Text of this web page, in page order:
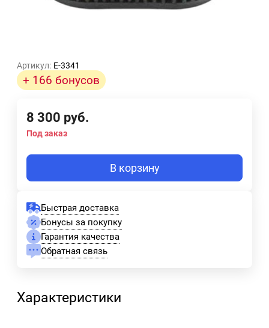
Артикул: E-3341
+ 166 бонусов
8 300 руб.
Под заказ
В корзину
Быстрая доставка
Бонусы за покупку
Гарантия качества
Обратная связь
Характеристики